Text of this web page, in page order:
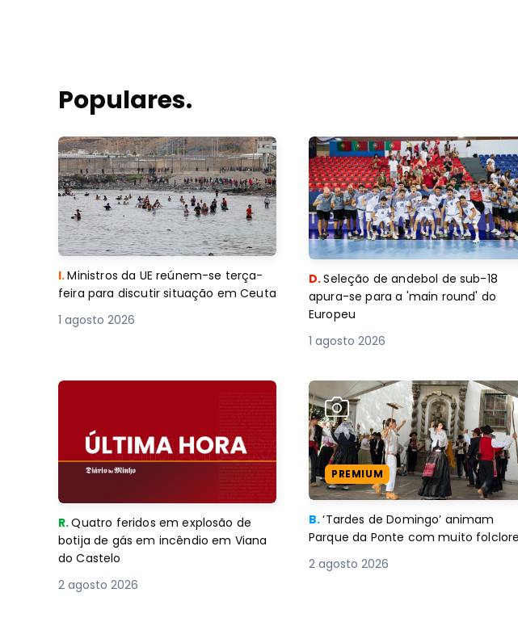
Populares.
I.Ministros da UE reúnem-se terça-
feira para discutir situação em Ceuta
1 agosto 2026
D.Seleção de andebol de sub-18
apura-se para a 'main round' do
Europeu
1 agosto 2026
R.Quatro feridos em explosão de
botija de gás em incêndio em Viana
do Castelo
2 agosto 2026
PREMIUM
B.‘Tardes de Domingo’ animam
Parque da Ponte com muito folclore
2 agosto 2026